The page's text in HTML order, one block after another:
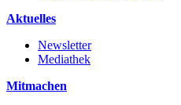
Aktuelles
Newsletter
Mediathek
Mitmachen